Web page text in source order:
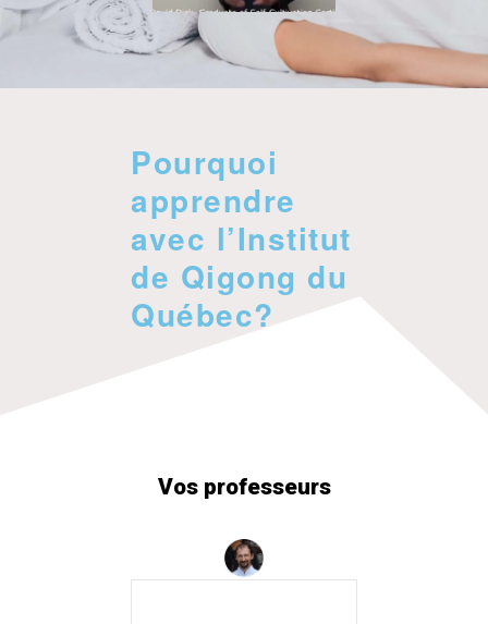
Pourquoi
apprendre
avec l’Institut
de Qigong du
Québec?
Vos professeurs